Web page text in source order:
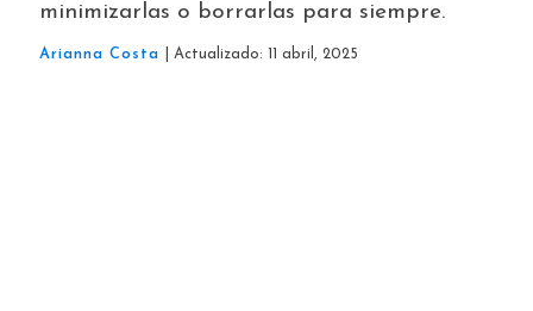
minimizarlas o borrarlas para siempre.
Arianna Costa | Actualizado: 11 abril, 2025